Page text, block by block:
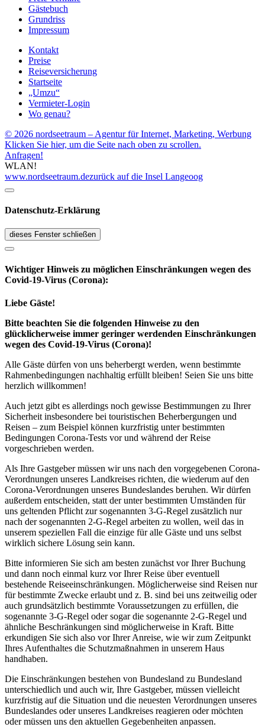
Gästebuch
Grundriss
Impressum
Kontakt
Preise
Reiseversicherung
Startseite
„Umzu“
Vermieter-Login
Wo genau?
© 2026 nordseetraum – Agentur für Internet, Marketing, Werbung
Klicken Sie hier, um die Seite nach oben zu scrollen.
Anfragen!
WLAN!
www.nordseetraum.dezurück auf die Insel Langeoog
Datenschutz-Erklärung
dieses Fenster schließen
Wichtiger Hinweis zu möglichen Ein­schränk­ungen wegen des
Covid-19-Virus (Corona):
Liebe Gäste!
Bitte beachten Sie die folgenden Hinweise zu den
glücklicherweise immer geringer werdenden Einschränkungen
wegen des Covid-19-Virus (Corona)!
Alle Gäste dürfen von uns beherbergt werden, wenn bestimmte
Rahmenbedingungen nachhaltig erfüllt bleiben! Seien Sie uns bitte
herzlich willkommen!
Auch jetzt gibt es allerdings noch gewisse Bestimmungen zu Ihrer
Sicherheit insbesondere bei touristischen Beherbergungen und
Reisen – zum Beispiel können kurzfristig unter bestimmten
Bedingungen Corona-Tests vor und während der Reise
vorgeschrieben werden.
Als Ihre Gastgeber müssen wir uns nach den vorgegebenen Corona-
Verordnungen unseres Landkreises richten, die wiederum auf den
Corona-Verordnungen unseres Bundeslandes beruhen. Wir dürfen
außerdem entscheiden, statt der unter bestimmten Umständen für
uns geltenden Pflicht zur sogenannten 3-G-Regel zusätzlich nur
nach der sogenannten 2-G-Regel arbeiten zu wollen, weil das in
unserem speziellen Fall die einzige für alle Gäste und uns selbst
wirklich sichere Lösung sein kann.
Bitte informieren Sie sich am besten zunächst vor Ihrer Buchung
und dann noch einmal kurz vor Ihrer Reise über eventuell
bestehende Reiseeinschränkungen. Möglicherweise sind Reisen nur
für bestimmte Zwecke erlaubt und z. B. sind bei uns zeitweilig oder
auch grundsätzlich bestimmte Voraussetzungen zu erfüllen, die
sogenannte 3-G-Regel oder sogar die sogenannte 2-G-Regel und
ähnliche Beschränkungen sind möglicherweise in Kraft. Bitte
erkundigen Sie sich also vor Ihrer Anreise, wie wir zum Zeitpunkt
Ihres Aufenthaltes die Schutzmaßnahmen in unserem Haus
handhaben.
Die Einschränkungen bestehen von Bundesland zu Bundesland
unterschiedlich und auch wir, Ihre Gastgeber, müssen vielleicht
kurzfristig auf die Situation und die neuesten Verordnungen unseres
Bundeslandes oder unseres Landkreises reagieren oder möchten
oder müssen uns den aktuellen Gegebenheiten anpassen.